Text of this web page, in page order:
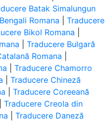
Batak Simalungun
Romana |Traducere
Bikol Romana
|Traducere Bulgară
Romana
|Traducere Chamorro
|Traducere Chineză
|Traducere Coreeană
|Traducere Creola din
|Traducere Daneză